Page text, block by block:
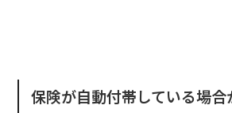
保険が自動付帯している場合